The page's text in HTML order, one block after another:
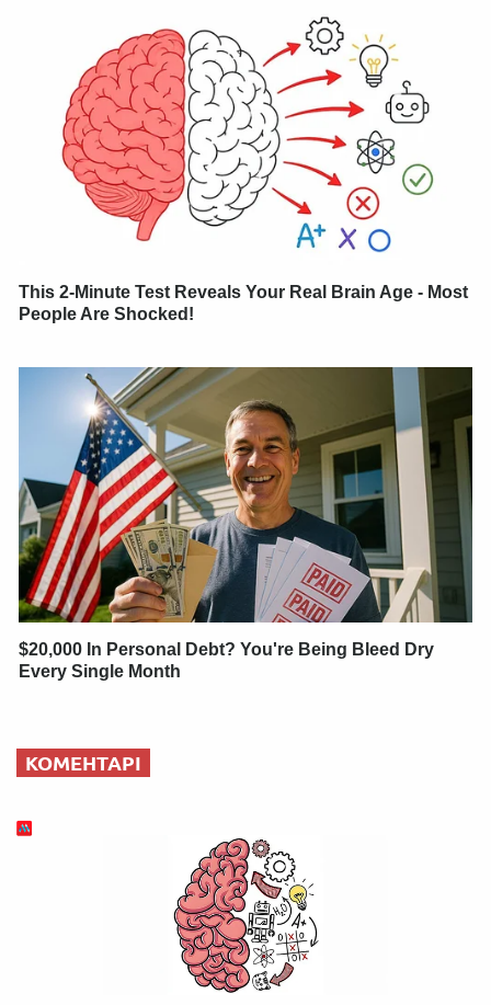
This 2-Minute Test Reveals Your Real Brain Age - Most
People Are Shocked!
$20,000 In Personal Debt? You're Being Bleed Dry
Every Single Month
КОМЕНТАРІ